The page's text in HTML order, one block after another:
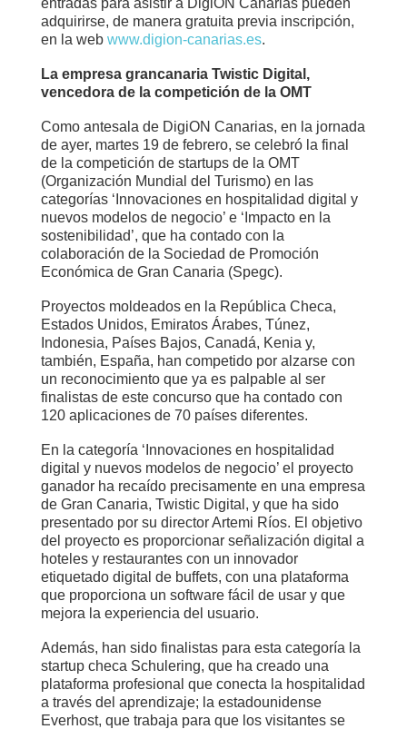
entradas para asistir a DigiON Canarias pueden
adquirirse, de manera gratuita previa inscripción,
en la web www.digion-canarias.es.
La empresa grancanaria Twistic Digital,
vencedora de la competición de la OMT
Como antesala de DigiON Canarias, en la jornada
de ayer, martes 19 de febrero, se celebró la final
de la competición de startups de la OMT
(Organización Mundial del Turismo) en las
categorías ‘Innovaciones en hospitalidad digital y
nuevos modelos de negocio’ e ‘Impacto en la
sostenibilidad’, que ha contado con la
colaboración de la Sociedad de Promoción
Económica de Gran Canaria (Spegc).
Proyectos moldeados en la República Checa,
Estados Unidos, Emiratos Árabes, Túnez,
Indonesia, Países Bajos, Canadá, Kenia y,
también, España, han competido por alzarse con
un reconocimiento que ya es palpable al ser
finalistas de este concurso que ha contado con
120 aplicaciones de 70 países diferentes.
En la categoría ‘Innovaciones en hospitalidad
digital y nuevos modelos de negocio’ el proyecto
ganador ha recaído precisamente en una empresa
de Gran Canaria, Twistic Digital, y que ha sido
presentado por su director Artemi Ríos. El objetivo
del proyecto es proporcionar señalización digital a
hoteles y restaurantes con un innovador
etiquetado digital de buffets, con una plataforma
que proporciona un software fácil de usar y que
mejora la experiencia del usuario.
Además, han sido finalistas para esta categoría la
startup checa Schulering, que ha creado una
plataforma profesional que conecta la hospitalidad
a través del aprendizaje; la estadounidense
Everhost, que trabaja para que los visitantes se